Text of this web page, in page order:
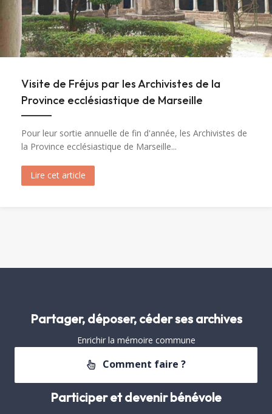
Visite de Fréjus par les Archivistes de la
Province ecclésiastique de Marseille
Pour leur sortie annuelle de fin d'année, les Archivistes de
la Province ecclésiastique de Marseille...
Lire cet article
Partager, déposer, céder ses archives
Enrichir la mémoire commune
Comment faire ?
Participer et devenir bénévole